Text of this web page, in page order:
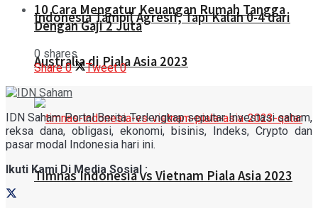
Indonesia Tampil Agresif, Tapi Kalah 0-4 dari
Australia di Piala Asia 2023
Timnas Indonesia vs Vietnam Piala Asia 2023
10 Cara Mengatur Keuangan Rumah Tangga
Dengan Gaji 2 Juta
0 shares
Share 0 Tweet 0
IDN Saham Portal Berita Terlengkap seputar Investasi saham,
reksa dana, obligasi, ekonomi, bisinis, Indeks, Crypto dan
pasar modal Indonesia hari ini.
Ikuti Kami Di Media Sosial :